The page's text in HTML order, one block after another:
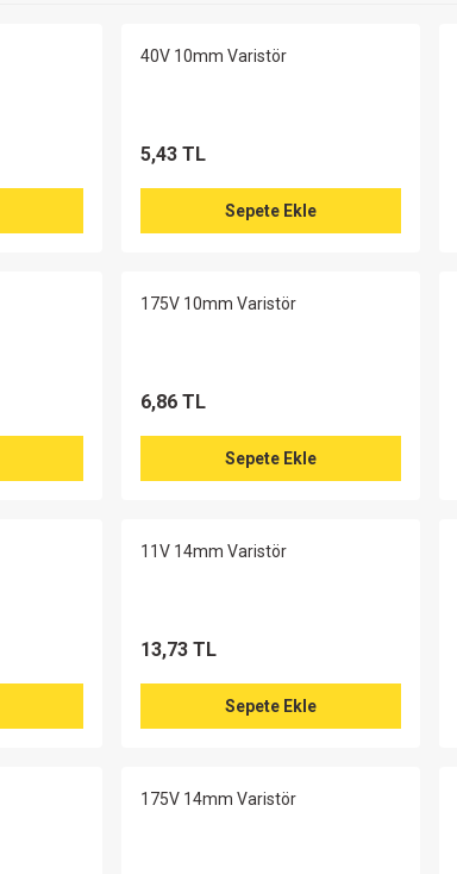
40V 10mm Varistör
5,43 TL
Sepete Ekle
175V 10mm Varistör
6,86 TL
Sepete Ekle
11V 14mm Varistör
13,73 TL
Sepete Ekle
175V 14mm Varistör